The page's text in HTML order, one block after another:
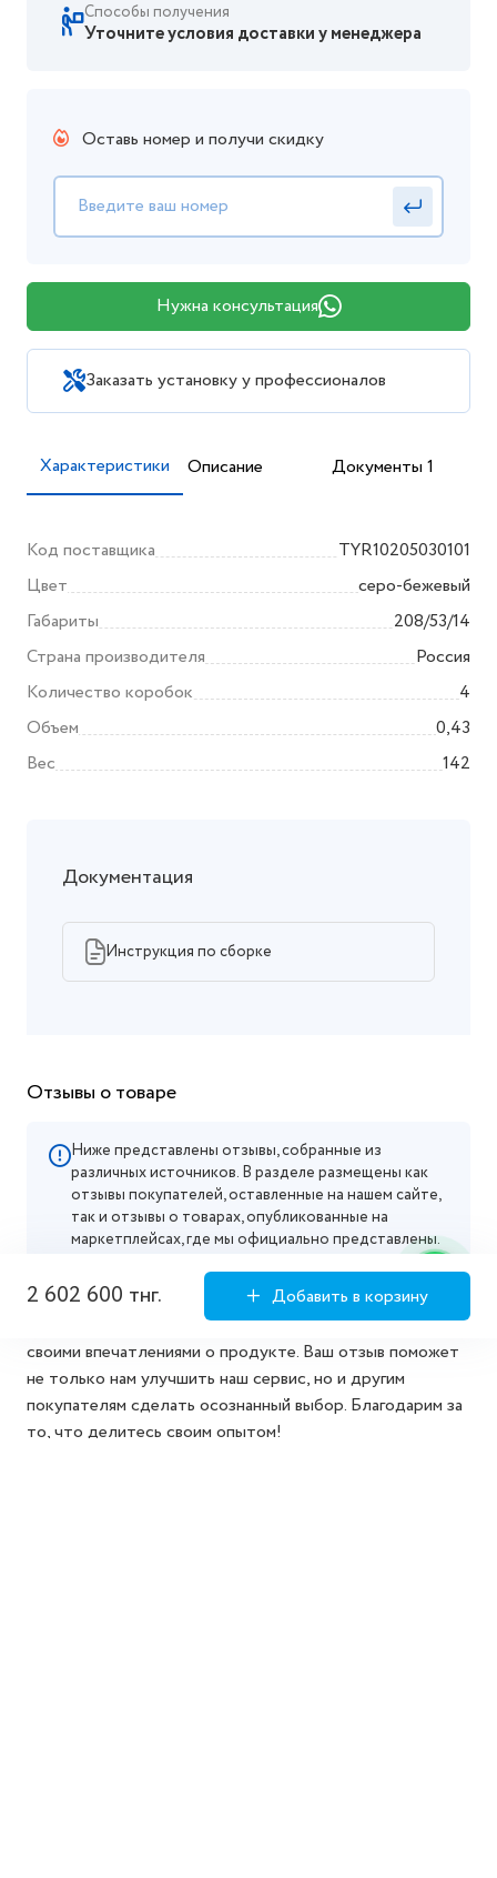
Способы получения
Уточните условия доставки у менеджера
Оставь номер и получи скидку
Нужна консультация
Заказать установку у профессионалов
Характеристики Описание Документы 1
Код поставщика
TYR10205030101
Цвет
серо-бежевый
Габариты
208/53/14
Страна производителя
Россия
Количество коробок
4
Объем
0,43
Вес
142
Документация
Инструкция по сборке
2 602 600 тнг. Добавить в корзину
Отзывы о товаре
Ниже представлены отзывы, собранные из
различных источников. В разделе размещены как
отзывы покупателей, оставленные на нашем сайте,
так и отзывы о товарах, опубликованные на
маркетплейсах, где мы официально представлены.
Мы ценим ваше мнение! Пожалуйста, поделитесь
своими впечатлениями о продукте. Ваш отзыв поможет
не только нам улучшить наш сервис, но и другим
покупателям сделать осознанный выбор. Благодарим за
то, что делитесь своим опытом!